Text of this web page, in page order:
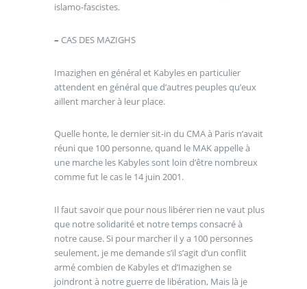
islamo-fascistes.
– CAS DES MAZIGHS
Imazighen en général et Kabyles en particulier
attendent en général que d’autres peuples qu’eux
aillent marcher à leur place.
Quelle honte, le dernier sit-in du CMA à Paris n’avait
réuni que 100 personne, quand le MAK appelle à
une marche les Kabyles sont loin d’être nombreux
comme fut le cas le 14 juin 2001.
Il faut savoir que pour nous libérer rien ne vaut plus
que notre solidarité et notre temps consacré à
notre cause. Si pour marcher il y a 100 personnes
seulement, je me demande s’il s’agit d’un conflit
armé combien de Kabyles et d’Imazighen se
joindront à notre guerre de libération, Mais là je